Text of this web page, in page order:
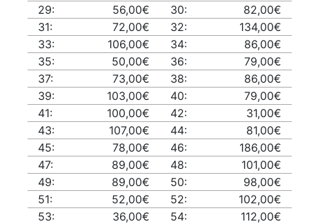
29:
56,00€ 30:
82,00€
31:
72,00€ 32:
134,00€
33:
106,00€ 34:
86,00€
35:
50,00€ 36:
79,00€
37:
73,00€ 38:
86,00€
39:
103,00€ 40:
79,00€
41:
100,00€ 42:
31,00€
43:
107,00€ 44:
81,00€
45:
78,00€ 46:
186,00€
47:
89,00€ 48:
101,00€
49:
89,00€ 50:
98,00€
51:
52,00€ 52:
102,00€
53:
36,00€ 54:
112,00€